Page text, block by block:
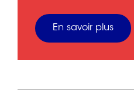
En savoir plus